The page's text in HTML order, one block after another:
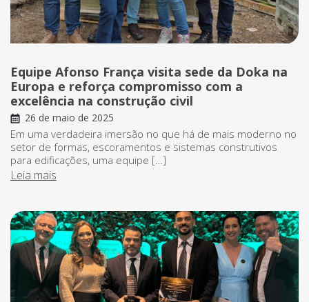
Equipe Afonso França visita sede da Doka na
Europa e reforça compromisso com a
excelência na construção civil
26 de maio de 2025
Em uma verdadeira imersão no que há de mais moderno no
setor de formas, escoramentos e sistemas construtivos
para edificações, uma equipe […]
Leia mais